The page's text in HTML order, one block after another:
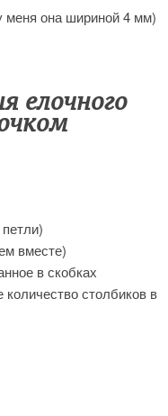
меня она шириной 4 мм)
елочного
вместе)
в скобках
столбиков в